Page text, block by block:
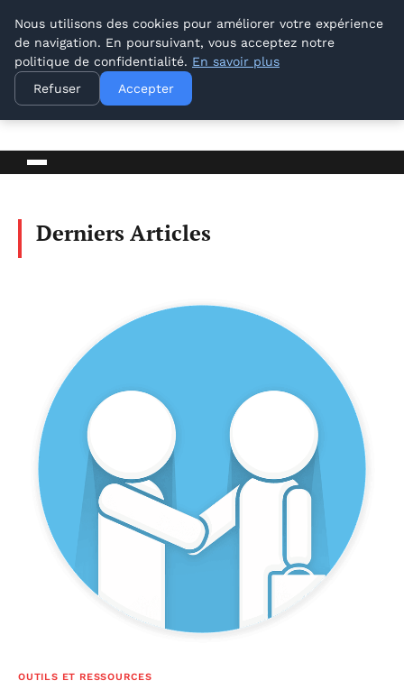
Lyon Photos
Derniers Articles
OUTILS ET RESSOURCES
Nous utilisons des cookies pour améliorer votre expérience
de navigation. En poursuivant, vous acceptez notre
politique de confidentialité. En savoir plus
Refuser
Accepter